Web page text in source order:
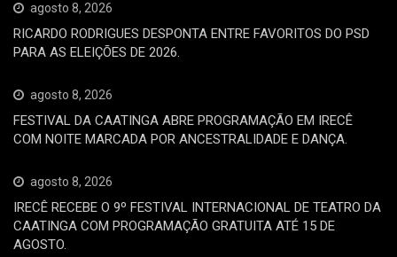
agosto 8, 2026
RICARDO RODRIGUES DESPONTA ENTRE FAVORITOS DO PSD
PARA AS ELEIÇÕES DE 2026.
agosto 8, 2026
FESTIVAL DA CAATINGA ABRE PROGRAMAÇÃO EM IRECÊ
COM NOITE MARCADA POR ANCESTRALIDADE E DANÇA.
agosto 8, 2026
IRECÊ RECEBE O 9º FESTIVAL INTERNACIONAL DE TEATRO DA
CAATINGA COM PROGRAMAÇÃO GRATUITA ATÉ 15 DE
AGOSTO.